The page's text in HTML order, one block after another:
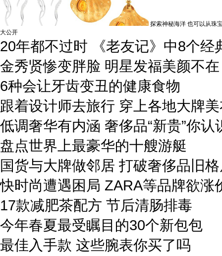
探索神秘海洋 也可以从珠
大公开
20年都不过时 《老友记》中8个经
金秀贤惨变胖脸 明星发福美颜不在
6种会让牙齿变丑的健康食物
跟着设计师去旅行 穿上各地大牌
低调奢华有内涵 奢侈品“新贵”你认
盘点世界上最豪华的十艘游艇
国货与大牌做邻居 打破奢侈品旧
快时尚遭遇困局 ZARA等品牌欲涨
17款减肥茶配方 节后清肠排毒
今年春夏最受瞩目的30个新包包
最佳入手款 这些腕表你买了吗